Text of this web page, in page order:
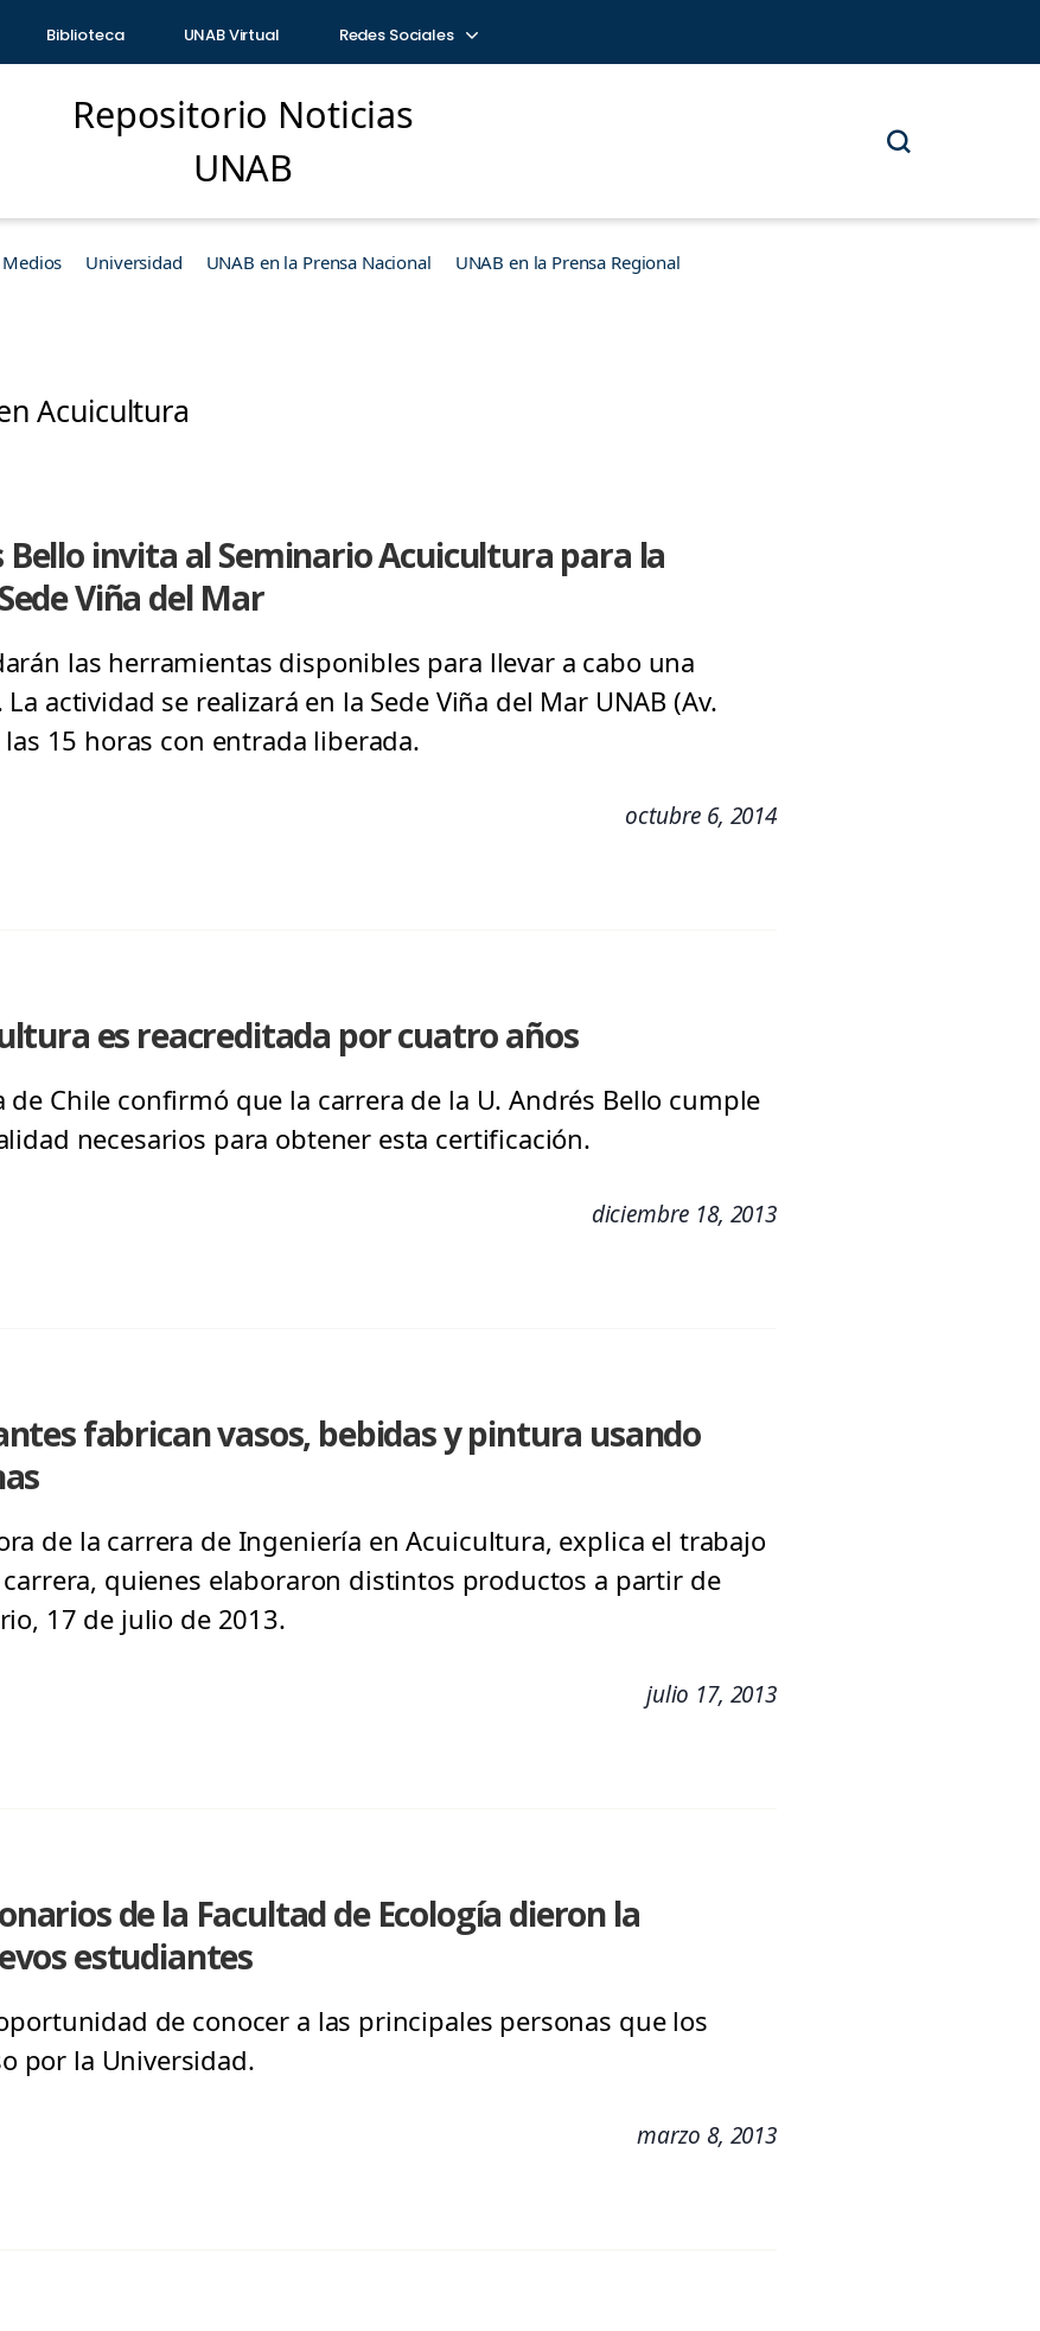
Biblioteca UNAB Virtual Redes Sociales
Repositorio Noticias
UNAB
Medios Universidad UNAB en la Prensa Nacional UNAB en la Prensa Regional
Acuicultura
Bello invita al Seminario Acuicultura para la
Viña del Mar
las herramientas disponibles para llevar a cabo una
actividad se realizará en la Sede Viña del Mar UNAB (Av.
15 horas con entrada liberada.
octubre 6, 2014
es reacreditada por cuatro años
de Chile confirmó que la carrera de la U. Andrés Bello cumple
necesarios para obtener esta certificación.
diciembre 18, 2013
fabrican vasos, bebidas y pintura usando
de la carrera de Ingeniería en Acuicultura, explica el trabajo
quienes elaboraron distintos productos a partir de
17 de julio de 2013.
julio 17, 2013
de la Facultad de Ecología dieron la
estudiantes
de conocer a las principales personas que los
por la Universidad.
marzo 8, 2013